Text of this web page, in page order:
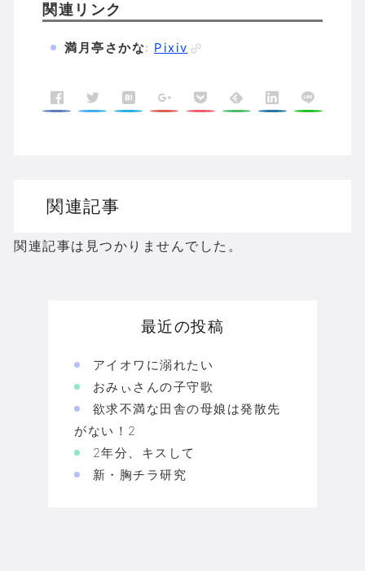
関連リンク
満月亭さかな: Pixiv
関連記事
関連記事は見つかりませんでした。
最近の投稿
アイオワに溺れたい
おみぃさんの子守歌
欲求不満な田舎の母娘は発散先
がない！2
2年分、キスして
新・胸チラ研究